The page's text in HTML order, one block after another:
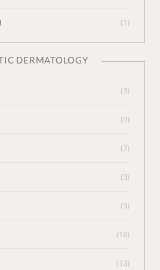
(1)
DERMATOLOGY
(3)
(9)
(7)
(3)
(3)
(18)
(13)